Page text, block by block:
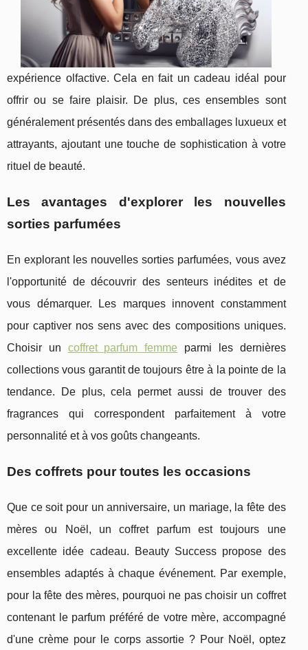
expérience olfactive. Cela en fait un cadeau idéal pour
offrir ou se faire plaisir. De plus, ces ensembles sont
généralement présentés dans des emballages luxueux et
attrayants, ajoutant une touche de sophistication à votre
rituel de beauté.
Les avantages d'explorer les nouvelles
sorties parfumées
En explorant les nouvelles sorties parfumées, vous avez
l'opportunité de découvrir des senteurs inédites et de
vous démarquer. Les marques innovent constamment
pour captiver nos sens avec des compositions uniques.
Choisir un coffret parfum femme parmi les dernières
collections vous garantit de toujours être à la pointe de la
tendance. De plus, cela permet aussi de trouver des
fragrances qui correspondent parfaitement à votre
personnalité et à vos goûts changeants.
Des coffrets pour toutes les occasions
Que ce soit pour un anniversaire, un mariage, la fête des
mères ou Noël, un coffret parfum est toujours une
excellente idée cadeau. Beauty Success propose des
ensembles adaptés à chaque événement. Par exemple,
pour la fête des mères, pourquoi ne pas choisir un coffret
contenant le parfum préféré de votre mère, accompagné
d'une crème pour le corps assortie ? Pour Noël, optez